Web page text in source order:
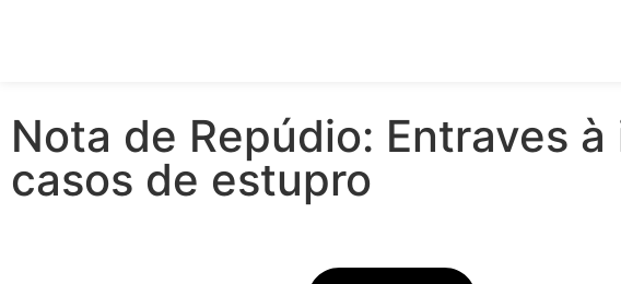
Nota de Repúdio: Entraves
casos de estupro